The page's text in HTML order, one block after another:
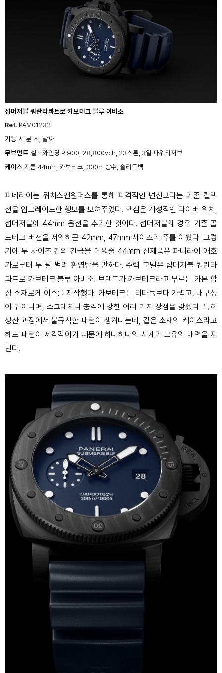
섭머저블 쿼란타콰트로 카보테크 블루 아비소
Ref. PAM01232
기능 시·분·초, 날짜
무브먼트 셀프와인딩 P.900, 28,800vph, 23스톤, 3일 파워리저브
케이스 지름 44mm, 카보테크, 300m 방수, 솔리드백
파네라이는 워치스앤원더스를 통해 파격적인 변신보다는 기존 컬렉
션을 업그레이드한 행보를 보여주었다. 핵심은 개성적인 다이버 워치,
섭머저블에 44mm 옵션을 추가한 것이다. 섭머저블의 경우 기존 골
드테크 버전을 제외하곤 42mm, 47mm 사이즈가 주를 이뤘다. 그렇
기에 두 사이즈 간의 간극을 메워줄 44mm 신제품은 파네라이 애호
가로부터 두 팔 벌려 환영받을 만하다. 주력 모델은 섭머저블 쿼란타
콰트로 카보테크 블루 아비소. 브랜드가 카보테크라고 부르는 카본 합
성 소재로케 이스를 제작했다. 카보테크는 티타늄보다 가볍고, 내구성
이 뛰어나며, 스크래치나 충격에 강한 여러 가지 장점을 갖췄다. 특히
생산 과정에서 불규칙한 패턴이 생겨나는데, 같은 소재의 케이스라고
해도 패턴이 제각각이기 때문에 하나하나의 시계가 고유의 매력을 지
닌다.